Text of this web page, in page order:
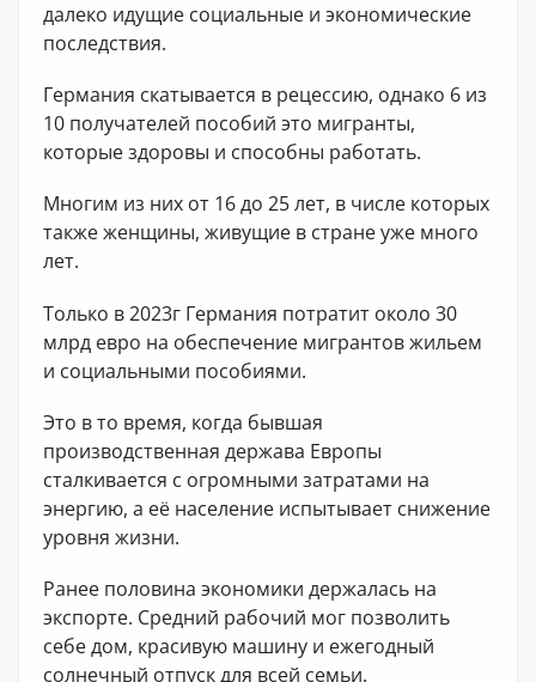
далеко идущие социальные и экономические
последствия.
Германия скатывается в рецессию, однако 6 из
10 получателей пособий это мигранты,
которые здоровы и способны работать.
Многим из них от 16 до 25 лет, в числе которых
также женщины, живущие в стране уже много
лет.
Только в 2023г Германия потратит около 30
млрд евро на обеспечение мигрантов жильем
и социальными пособиями.
Это в то время, когда бывшая
производственная держава Европы
сталкивается с огромными затратами на
энергию, а её население испытывает снижение
уровня жизни.
Ранее половина экономики держалась на
экспорте. Средний рабочий мог позволить
себе дом, красивую машину и ежегодный
солнечный отпуск для всей семьи.